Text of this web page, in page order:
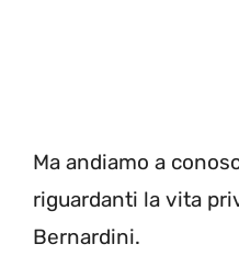
Ma andiamo a
riguardanti la vita
Bernardini.